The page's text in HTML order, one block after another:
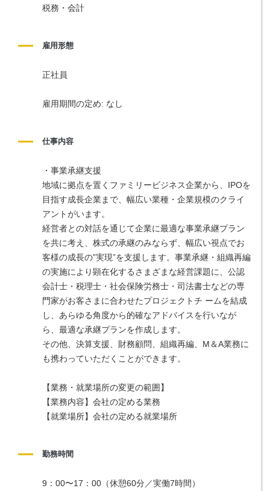
税務・会計
雇用形態
正社員
雇用期間の定め: なし
仕事内容
・事業承継支援
地域に拠点を置くファミリービジネス企業から、IPOを
目指す成長企業まで、幅広い業種・企業規模のクライ
アントがいます。
経営者との対話を通じて企業に最適な事業承継プラン
を共に考え、株式の承継のみならず、幅広い視点でお
客様の成長の”実現”を支援します。事業承継・組織再編
の実施により顕在化するさまざまな経営課題に、公認
会計士・税理士・社会保険労務士・司法書士などの専
門家がお客さまに合わせたプロジェクトチ ームを結成
し、あらゆる角度から的確なアドバイスを行いなが
ら、最適な承継プランを作成します。
その他、決算支援、財務顧問、組織再編、M＆A業務に
も携わっていただくことができます。
【業務・就業場所の変更の範囲】
【業務内容】会社の定める業務
【就業場所】会社の定める就業場所
勤務時間
9：00〜17：00（休憩60分／実働7時間）